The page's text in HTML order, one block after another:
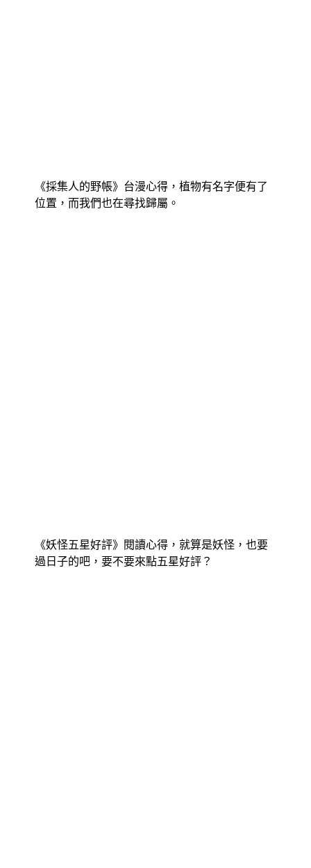
《採集人的野帳》台漫心得，植物有名字便有了
位置，而我們也在尋找歸屬。
《妖怪五星好評》閱讀心得，就算是妖怪，也要
過日子的吧，要不要來點五星好評？